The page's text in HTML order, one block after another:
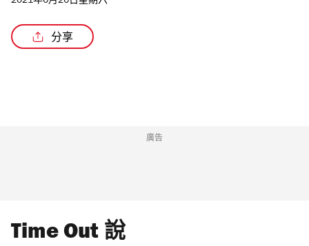
分享
廣告
Time Out 說